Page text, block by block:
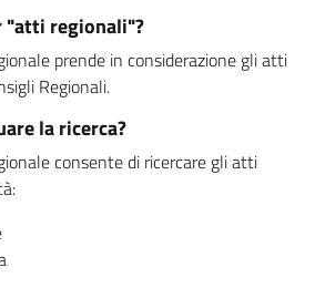
"atti regionali"?
prende in considerazione gli atti
Regionali.
la ricerca?
consente di ricercare gli atti